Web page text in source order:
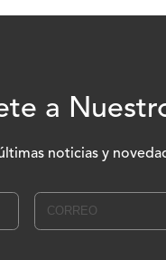
a
noticias y